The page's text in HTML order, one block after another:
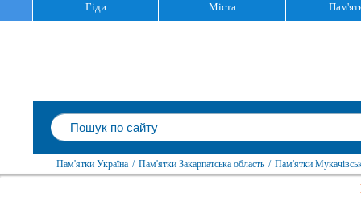
Гіди Міста
Пам'ятки Україна / Пам'ятки Закарпатська область / Пам'ятки